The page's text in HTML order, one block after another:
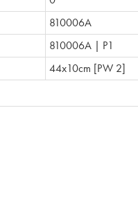
810006A
810006A | P1
44x10cm [PW 2]